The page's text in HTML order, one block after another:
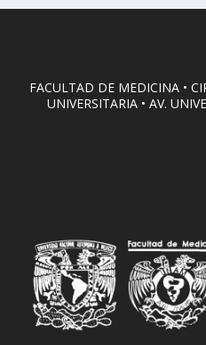
FACULTAD DE MEDICINA •
UNIVERSITARIA • AV.